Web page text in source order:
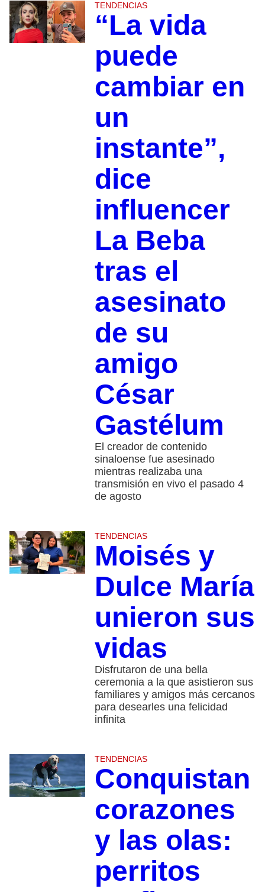
TENDENCIAS
“La vida
puede
cambiar en
un
instante”,
dice
influencer
La Beba
tras el
asesinato
de su
amigo
César
Gastélum
El creador de contenido
sinaloense fue asesinado
mientras realizaba una
transmisión en vivo el pasado 4
de agosto
TENDENCIAS
Moisés y
Dulce María
unieron sus
vidas
Disfrutaron de una bella
ceremonia a la que asistieron sus
familiares y amigos más cercanos
para desearles una felicidad
infinita
TENDENCIAS
Conquistan
corazones
y las olas:
perritos